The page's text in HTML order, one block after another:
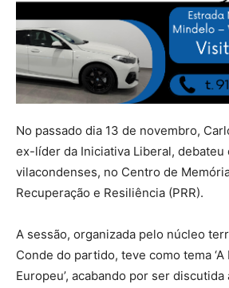
No passado dia 13 de novembro,
ex-líder da Iniciativa Liberal, debateu
vilacondenses, no Centro de
Recuperação e Resiliência (PRR).
A sessão, organizada pelo núcleo
Conde do partido, teve como tema
Europeu’, acabando por ser